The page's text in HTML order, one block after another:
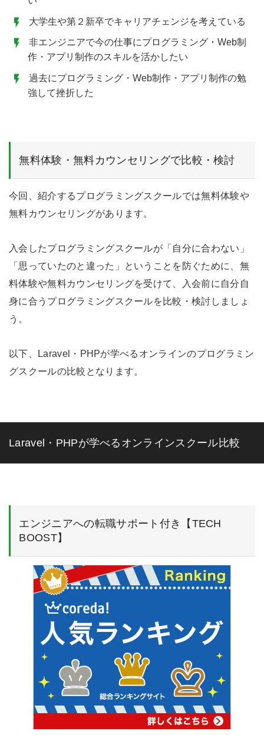
大学生や第２新卒でキャリアチェンジを考えている
非エンジニアで今の仕事にプログラミング・Web制
作・アプリ制作のスキルを活かしたい
過去にプログラミング・Web制作・アプリ制作の勉
強して挫折した
無料体験・無料カウンセリングで比較・検討
今回、紹介するプログラミングスクールでは無料体験や
無料カウンセリングがあります。
入会したプログラミングスクールが「自分に合わない」
「思っていたのと違った」ということを防ぐために、無
料体験や無料カウンセリングを受けて、入会前に自分自
身に合うプログラミングスクールを比較・検討しましょ
う。
以下、Laravel・PHPが学べるオンラインのプログラミン
グスクールの比較となります。
Laravel・PHPが学べるオンラインスクール比較
エンジニアへの転職サポート付き【TECH
BOOST】